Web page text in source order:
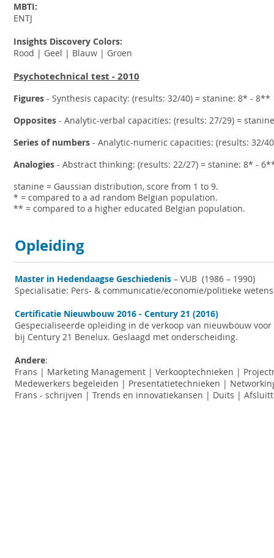
MBTI:
ENTJ
Insights Discovery Colors:
Rood | Geel | Blauw | Groen
Psychotechnical test - 2010
Figures - Synthesis capacity: (results: 32/40) = stanine: 8* - 8**
Opposites - Analytic-verbal capacities: (results: 27/29) =
Series of numbers - Analytic-numeric capacities: (results: 32/
Analogies - Abstract thinking: (results: 22/27) = stanine: 8* -
stanine = Gaussian distribution, score from 1 to 9.
* = compared to a ad random Belgian population.
** = compared to a higher educated Belgian population.
Opleiding
Master in Hedendaagse Geschiedenis – VUB (1986 – 1990)
Specialisatie: Pers- & communicatie/economie/politieke
Certificatie Nieuwbouw 2016 - Century 21 (2016)
Gespecialiseerde opleiding in de verkoop van nieuwbouw
bij Century 21 Benelux. Geslaagd met onderscheiding.
Andere:
Frans | Marketing Management | Verkooptechnieken |
Medewerkers begeleiden | Presentatietechnieken |
Frans - schrijven | Trends en innovatiekansen | Duits |